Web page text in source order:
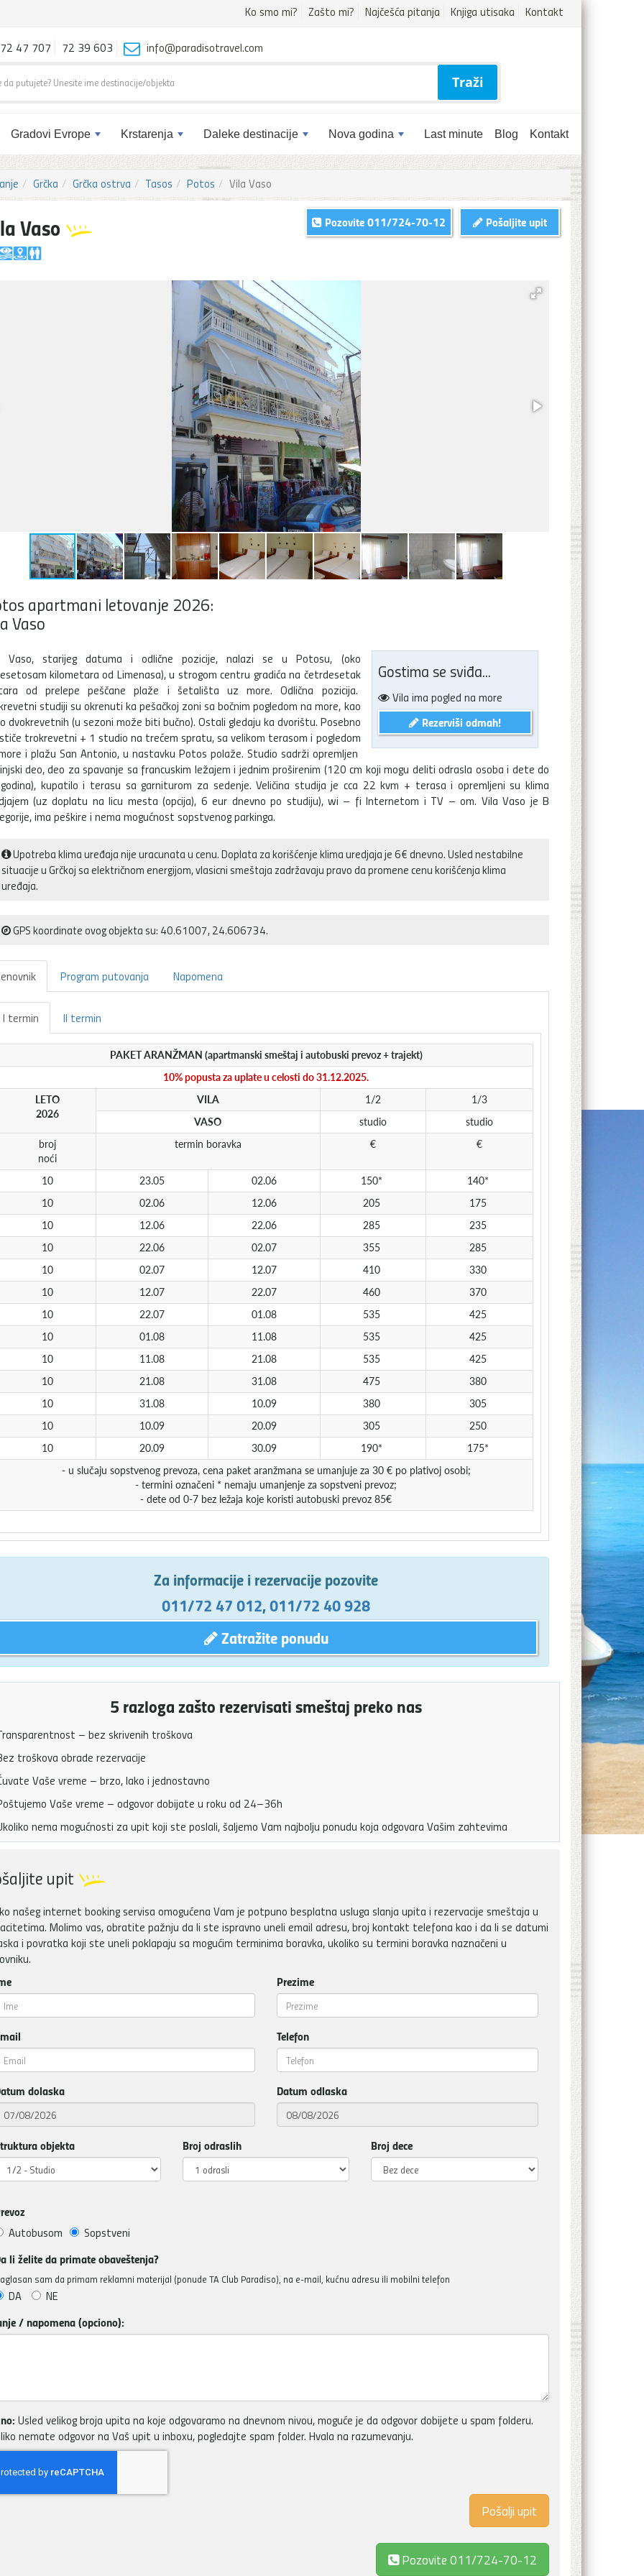
Ko smo mi? Zašto mi? Najčešća pitanja Knjiga utisaka Kontakt
Gradovi Evrope Krstarenja Daleke destinacije Nova godina Last minute Blog Kontakt
72 47 707 72 39 603 info@paradisotravel.com
Traži
Grčka Grčka ostrva Tasos Potos Vila Vaso
Vaso Pošaljite upit
Pozovite011/724-70-12
apartmani letovanje 2026:
Vaso
Gostima se sviđa...
Vila ima pogled na more
Rezerviši odmah!
Vaso, starijeg datuma i odlične pozicije, nalazi se u Potosu, (oko
kilometara od Limenasa), u strogom centru gradića na četrdesetak
od prelepe peščane plaže i šetališta uz more. Odlična pozicija.
studiji su okrenuti ka pešačkoj zoni sa bočnim pogledom na more, kao
dvokrevetnih (u sezoni može biti bučno). Ostali gledaju ka dvorištu. Posebno
trokrevetni + 1 studio na trećem spratu, sa velikom terasom i pogledom
i plažu San Antonio, u nastavku Potos polaže. Studio sadrži opremljen
deo, deo za spavanje sa francuskim ležajem i jednim proširenim (120 cm koji mogu deliti odrasla osoba i dete do
kupatilo i terasu sa garniturom za sedenje. Veličina studija je cca 22 kvm + terasa i opremljeni su klima
(uz doplatu na licu mesta (opcija), 6 eur dnevno po studiju), wi – fi Internetom i TV – om. Vila Vaso je B
ima peškire i nema mogućnost sopstvenog parkinga.
Upotreba klima uređaja nije uracunata u cenu. Doplata za korišćenje klima uredjaja je 6€ dnevno. Usled nestabilne
situacije u Grčkoj sa električnom energijom, vlasicni smeštaja zadržavaju pravo da promene cenu korišćenja klima
uređaja.
GPS koordinate ovog objekta su: 40.61007, 24.606734.
Program putovanja Napomena
I termin II termin
PAKET ARANŽMAN (apartmanski smeštaj i autobuski prevoz + trajekt)
10% popusta za uplate u celosti do 31.12.2025.
LETO
2026
VILA 1/2
1/3
VASO
studio
studio
broj
noći
termin boravka € €
10 23.05 02.06 150*
140*
10
02.06 12.06 205
175
10
12.06 22.06 285
235
10
22.06 02.07 355
285
10
02.07 12.07 410
330
10
12.07 22.07 460
370
10
22.07 01.08 535
425
10
01.08 11.08 535
425
10
11.08 21.08 535
425
10
21.08 31.08 475
380
10
31.08 10.09 380
305
10
10.09 20.09 305
250
10
20.09 30.09 190*
175*
- u slučaju sopstvenog prevoza, cena paket aranžmana se umanjuje za 30 € po plativoj osobi;
- termini označeni * nemaju umanjenje za sopstveni prevoz;
- dete od 0-7 bez ležaja koje koristi autobuski prevoz 85€
Za informacije i rezervacije pozovite
011/72 47 012,011/72 40 928
Zatražite ponudu
5 razloga zašto rezervisati smeštaj preko nas
– bez skrivenih troškova
troškova obrade rezervacije
Vaše vreme – brzo, lako i jednostavno
Vaše vreme – odgovor dobijate u roku od 24–36h
nema mogućnosti za upit koji ste poslali, šaljemo Vam najbolju ponudu koja odgovara Vašim zahtevima
upit
našeg internet booking servisa omogućena Vam je potpuno besplatna usluga slanja upita i rezervacije smeštaja u
Molimo vas, obratite pažnju da li ste ispravno uneli email adresu, broj kontakt telefona kao i da li se datumi
i povratka koji ste uneli poklapaju sa mogućim terminima boravka, ukoliko su termini boravka naznačeni u
Prezime
Telefon
dolaska Datum odlaska
objekta Broj odraslih Broj dece
Autobusom Sopstveni
li želite da primate obaveštenja?
sam da primam reklamni materijal (ponude TA Club Paradiso), na e-mail, kućnu adresu ili mobilni telefon
DA NE
/ napomena (opciono):
Usled velikog broja upita na koje odgovaramo na dnevnom nivou, moguće je da odgovor dobijete u spam folderu.
nemate odgovor na Vaš upit u inboxu, pogledajte spam folder. Hvala na razumevanju.
Pozovite 011/724-70-12